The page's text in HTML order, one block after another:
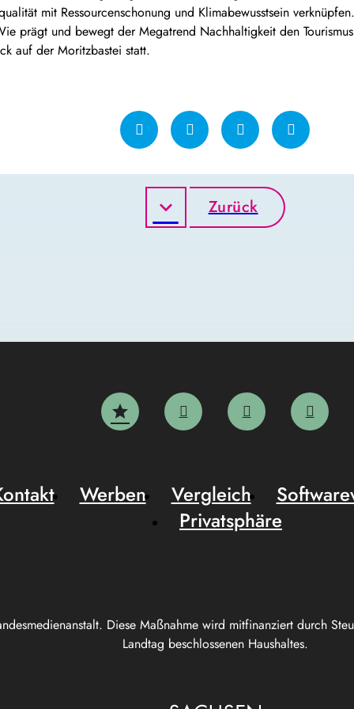
mit Ressourcenschonung und Klimabewusstsein
prägt und bewegt der Megatrend Nachhaltigkeit den
auf der Moritzbastei statt.
Zurück
Diese Maßnahme wird mitfinanziert durch
Landtag beschlossenen Haushaltes.
Werben Vergleich
Privatsphäre